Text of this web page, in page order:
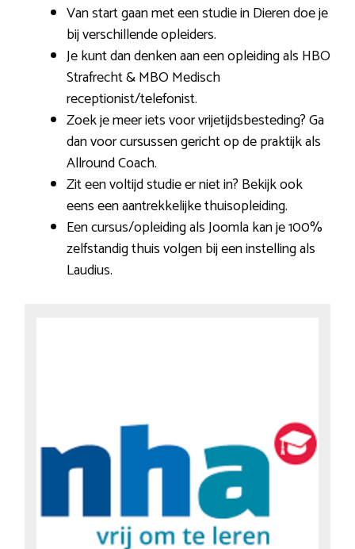
Van start gaan met een studie in Dieren doe je
bij verschillende opleiders.
Je kunt dan denken aan een opleiding als HBO
Strafrecht & MBO Medisch
receptionist/telefonist.
Zoek je meer iets voor vrijetijdsbesteding? Ga
dan voor cursussen gericht op de praktijk als
Allround Coach.
Zit een voltijd studie er niet in? Bekijk ook
eens een aantrekkelijke thuisopleiding.
Een cursus/opleiding als Joomla kan je 100%
zelfstandig thuis volgen bij een instelling als
Laudius.